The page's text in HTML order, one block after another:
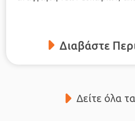
Διαβάστε
Δείτε όλα